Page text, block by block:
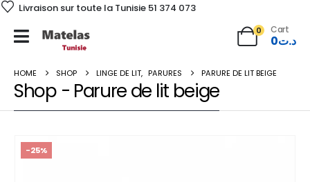
Livraison sur toute la Tunisie 51 374 073
0 Cart
د.ت0
HOME SHOP LINGE DE LIT, PARURES PARURE DE LIT BEIGE
Shop - Parure de lit beige
-25%